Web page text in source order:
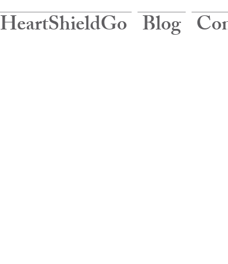
HeartShieldGo Blog